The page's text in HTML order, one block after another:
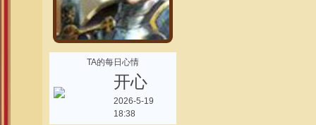
TA的每日心情
开心
2026-5-19
18:38